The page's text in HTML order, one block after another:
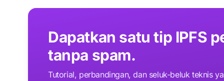
Dapatkan satu tip IPFS
tanpa spam.
Tutorial, perbandingan, dan seluk-beluk teknis